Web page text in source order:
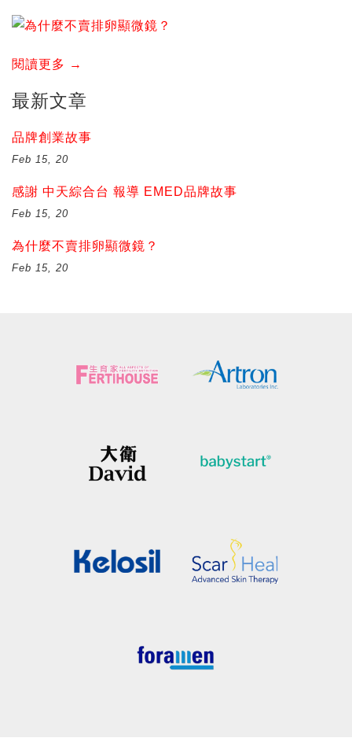
閱讀更多 →
最新文章
品牌創業故事
Feb 15, 20
感謝 中天綜合台 報導 EMED品牌故事
Feb 15, 20
為什麼不賣排卵顯微鏡？
Feb 15, 20